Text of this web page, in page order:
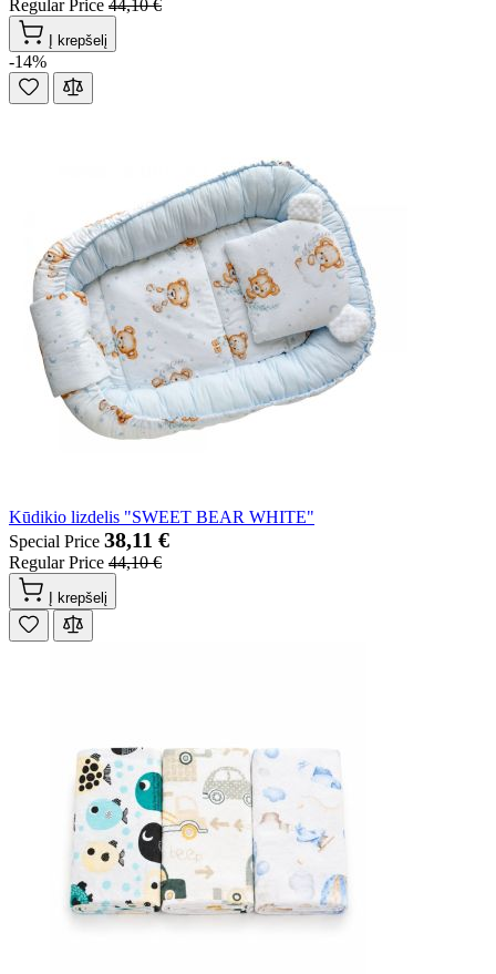
Regular Price 44,10 €
Į krepšelį
-14%
Kūdikio lizdelis "SWEET BEAR WHITE"
Special Price 38,11 €
Regular Price 44,10 €
Į krepšelį